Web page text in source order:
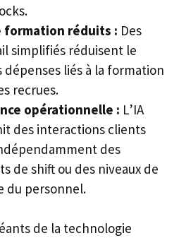
formation réduits : Des
simplifiés réduisent le
dépenses liés à la formation
recrues.
opérationnelle : L’IA
des interactions clients
des
de shift ou des niveaux de
du personnel.
de la technologie